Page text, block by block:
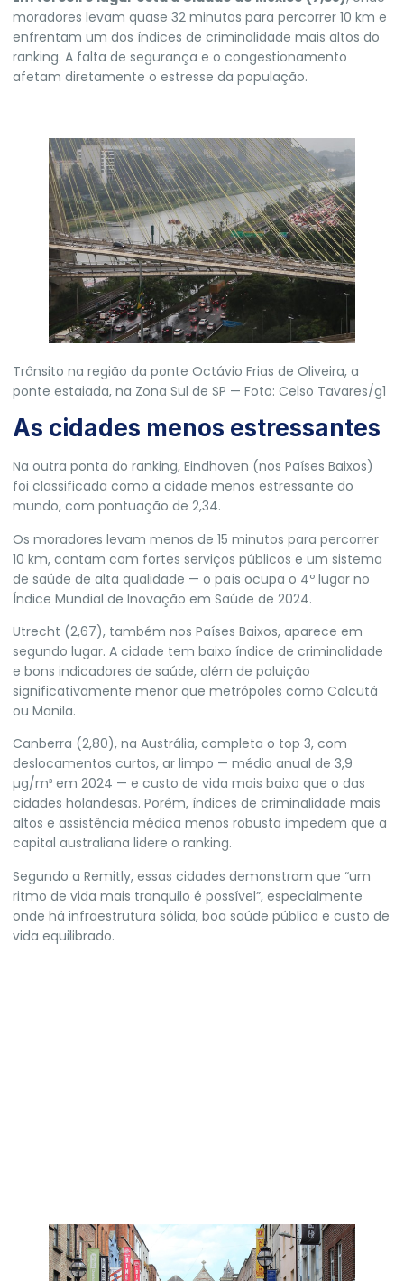
moradores levam quase 32 minutos para percorrer 10 km e
enfrentam um dos índices de criminalidade mais altos do
ranking. A falta de segurança e o congestionamento
afetam diretamente o estresse da população.
Trânsito na região da ponte Octávio Frias de Oliveira, a
ponte estaiada, na Zona Sul de SP — Foto: Celso Tavares/g1
As cidades menos estressantes
Na outra ponta do ranking, Eindhoven (nos Países Baixos)
foi classificada como a cidade menos estressante do
mundo, com pontuação de 2,34.
Os moradores levam menos de 15 minutos para percorrer
10 km, contam com fortes serviços públicos e um sistema
de saúde de alta qualidade — o país ocupa o 4º lugar no
Índice Mundial de Inovação em Saúde de 2024.
Utrecht (2,67), também nos Países Baixos, aparece em
segundo lugar. A cidade tem baixo índice de criminalidade
e bons indicadores de saúde, além de poluição
significativamente menor que metrópoles como Calcutá
ou Manila.
Canberra (2,80), na Austrália, completa o top 3, com
deslocamentos curtos, ar limpo — médio anual de 3,9
µg/m³ em 2024 — e custo de vida mais baixo que o das
cidades holandesas. Porém, índices de criminalidade mais
altos e assistência médica menos robusta impedem que a
capital australiana lidere o ranking.
Segundo a Remitly, essas cidades demonstram que “um
ritmo de vida mais tranquilo é possível”, especialmente
onde há infraestrutura sólida, boa saúde pública e custo de
vida equilibrado.